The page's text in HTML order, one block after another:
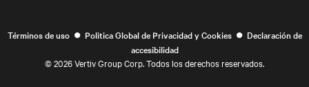
Términos de uso • Politica Global de Privacidad y Cookies • Declaración de
accesibilidad
©2026 Vertiv Group Corp. Todos los derechos reservados.